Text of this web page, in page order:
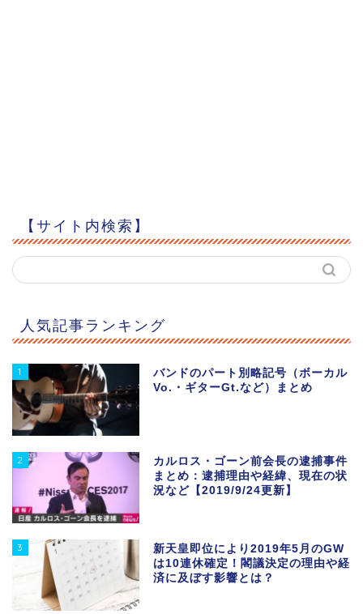
【サイト内検索】
人気記事ランキング
1
バンドのパート別略記号（ボーカル
Vo.・ギターGt.など）まとめ
2
カルロス・ゴーン前会長の逮捕事件
まとめ：逮捕理由や経緯、現在の状
況など【2019/9/24更新】
3
新天皇即位により2019年5月のGW
は10連休確定！閣議決定の理由や経
済に及ぼす影響とは？